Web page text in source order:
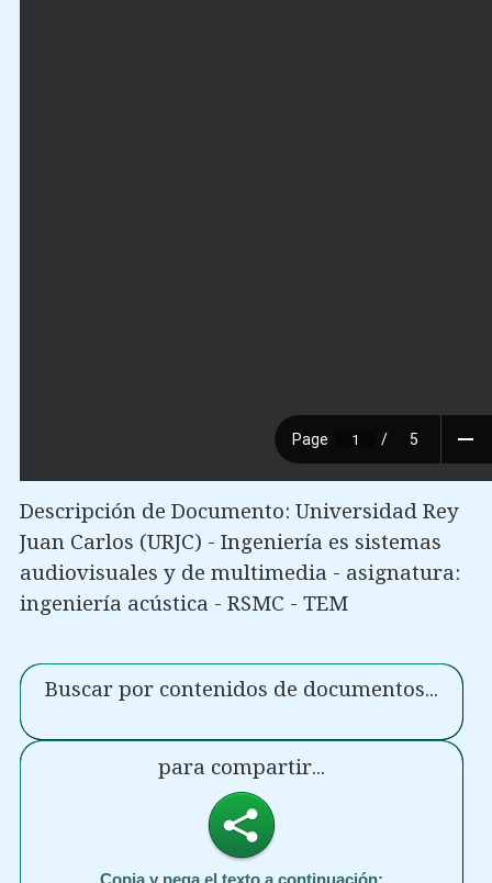
Descripción de Documento: Universidad Rey
Juan Carlos (URJC) - Ingeniería es sistemas
audiovisuales y de multimedia - asignatura:
ingeniería acústica - RSMC - TEM
Buscar por contenidos de documentos...
para compartir...